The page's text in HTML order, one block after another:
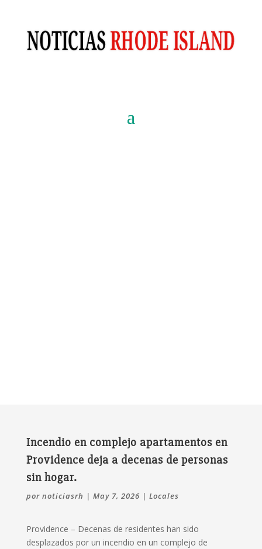
Incendio en complejo apartamentos en
Providence deja a decenas de personas
sin hogar.
por noticiasrh | May 7, 2026 | Locales
Providence – Decenas de residentes han sido
desplazados por un incendio en un complejo de